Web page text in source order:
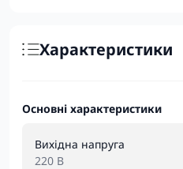
Характеристики
Основні характеристики
Вихідна напруга
220 В